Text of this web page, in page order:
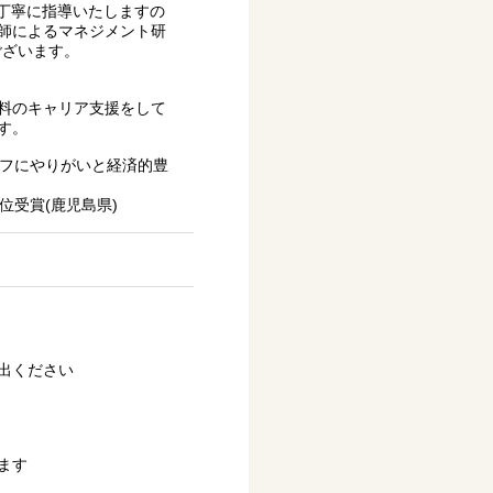
寧に指導いたしますの
によるマネジメント研
います。
のキャリア支援をして
。
にやりがいと経済的豊
受賞(鹿児島県)
ください
す